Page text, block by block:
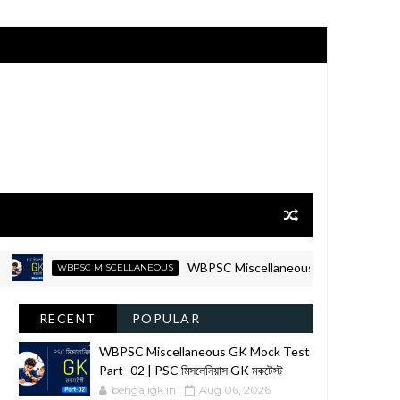
WBPSC MISCELLANEOUS WBPSC Miscellaneous GK Mock Test Part- 02 |
RECENT POPULAR
WBPSC Miscellaneous GK Mock Test
Part- 02 | PSC মিসলেনিয়াস GK মকটেস্ট
bengaligk.in Aug 06, 2026